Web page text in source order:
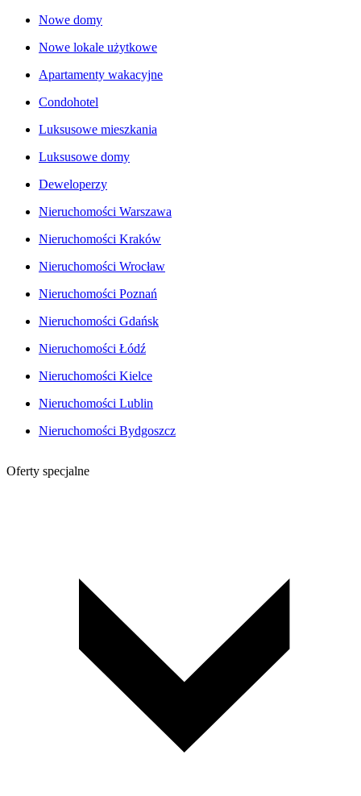
Nowe domy
Nowe lokale użytkowe
Apartamenty wakacyjne
Condohotel
Luksusowe mieszkania
Luksusowe domy
Deweloperzy
Nieruchomości Warszawa
Nieruchomości Kraków
Nieruchomości Wrocław
Nieruchomości Poznań
Nieruchomości Gdańsk
Nieruchomości Łódź
Nieruchomości Kielce
Nieruchomości Lublin
Nieruchomości Bydgoszcz
Oferty specjalne